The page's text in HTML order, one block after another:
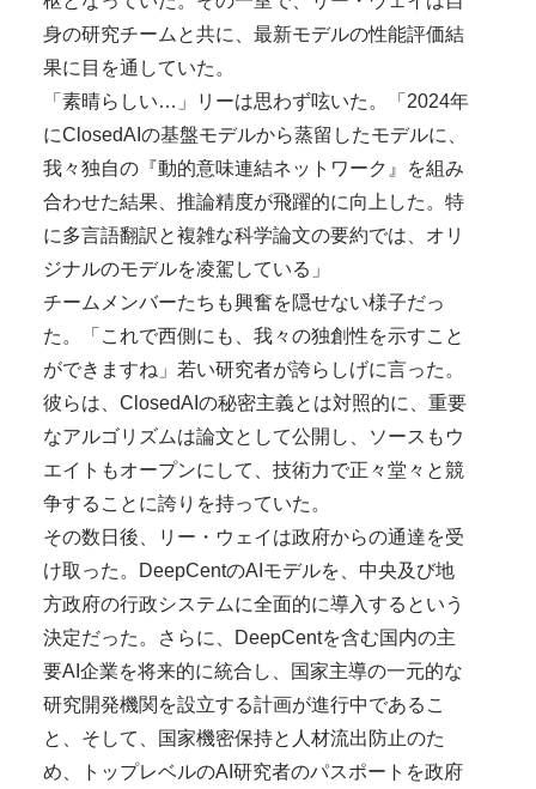
身の研究チームと共に、最新モデルの性能評価結
果に目を通していた。
「素晴らしい…」リーは思わず呟いた。「2024年
にClosedAIの基盤モデルから蒸留したモデルに、
我々独自の『動的意味連結ネットワーク』を組み
合わせた結果、推論精度が飛躍的に向上した。特
に多言語翻訳と複雑な科学論文の要約では、オリ
ジナルのモデルを凌駕している」
チームメンバーたちも興奮を隠せない様子だっ
た。「これで西側にも、我々の独創性を示すこと
ができますね」若い研究者が誇らしげに言った。
彼らは、ClosedAIの秘密主義とは対照的に、重要
なアルゴリズムは論文として公開し、ソースもウ
エイトもオープンにして、技術力で正々堂々と競
争することに誇りを持っていた。
その数日後、リー・ウェイは政府からの通達を受
け取った。DeepCentのAIモデルを、中央及び地
方政府の行政システムに全面的に導入するという
決定だった。さらに、DeepCentを含む国内の主
要AI企業を将来的に統合し、国家主導の一元的な
研究開発機関を設立する計画が進行中であるこ
と、そして、国家機密保持と人材流出防止のた
め、トップレベルのAI研究者のパスポートを政府